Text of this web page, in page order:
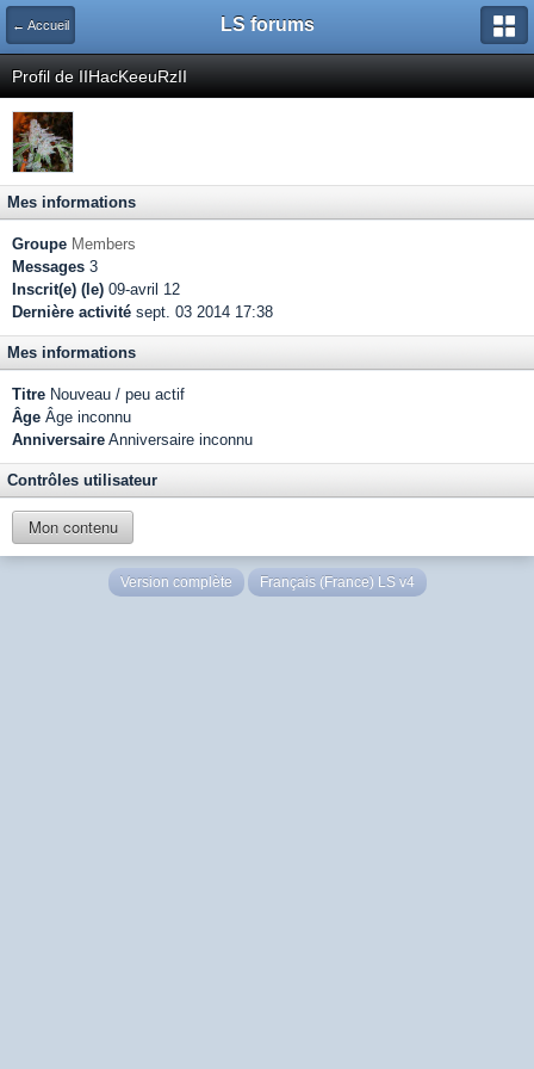
← Accueil LS forums
Profil de IIHacKeeuRzII
Mes informations
Groupe Members
Messages 3
Inscrit(e) (le) 09-avril 12
Dernière activité sept. 03 2014 17:38
Mes informations
Titre Nouveau / peu actif
Âge Âge inconnu
Anniversaire Anniversaire inconnu
Contrôles utilisateur
Mon contenu
Version complète Français (France) LS v4